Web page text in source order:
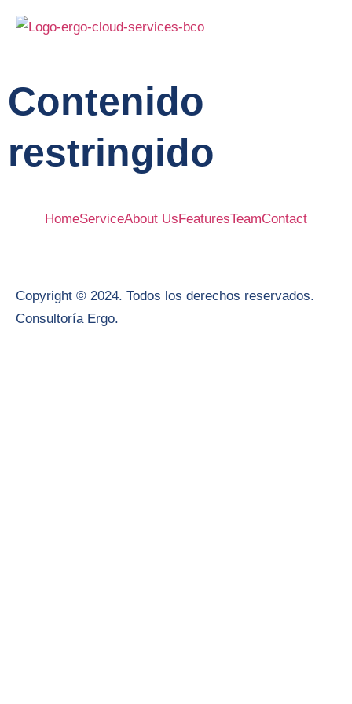
Contenido
restringido
HomeServiceAbout UsFeaturesTeamContact
Copyright © 2024. Todos los derechos reservados.
Consultoría Ergo.